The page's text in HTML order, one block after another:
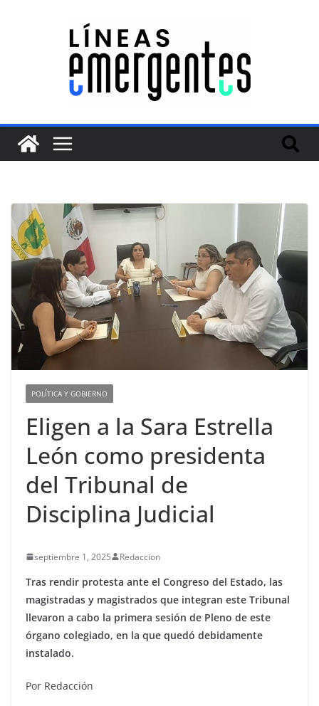
POLÍTICA Y GOBIERNO
Eligen a la Sara Estrella
León como presidenta
del Tribunal de
Disciplina Judicial
septiembre 1, 2025 Redaccion
Tras rendir protesta ante el Congreso del Estado, las
magistradas y magistrados que integran este Tribunal
llevaron a cabo la primera sesión de Pleno de este
órgano colegiado, en la que quedó debidamente
instalado.
Por Redacción